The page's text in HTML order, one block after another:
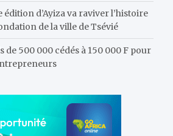
édition d’Ayiza va raviver l’histoire
de la ville de Tsévié
de 500 000 cédés à 150 000 F pour